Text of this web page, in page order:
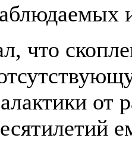
что
от